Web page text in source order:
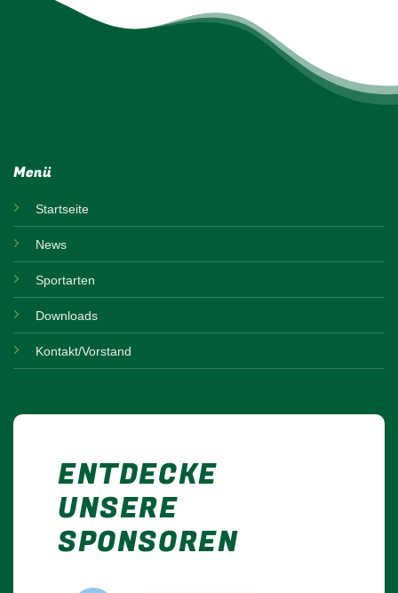
Menü
Startseite
News
Sportarten
Downloads
Kontakt/Vorstand
ENTDECKE
UNSERE
SPONSOREN